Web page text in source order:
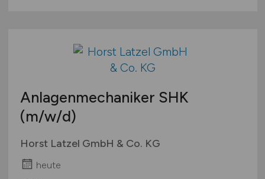
Anlagenmechaniker SHK
(m/w/d)
Horst Latzel GmbH & Co. KG
heute